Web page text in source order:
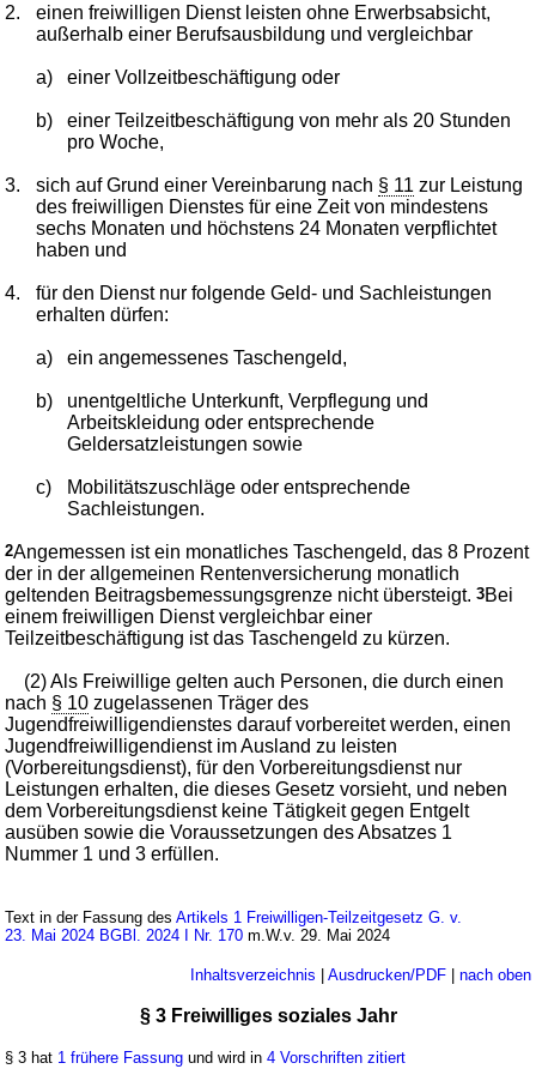
2.
einen freiwilligen Dienst leisten ohne Erwerbsabsicht,
außerhalb einer Berufsausbildung und vergleichbar
a) einer Vollzeitbeschäftigung oder
b)
einer Teilzeitbeschäftigung von mehr als 20 Stunden
pro Woche,
3. sich auf Grund einer Vereinbarung nach § 11 zur Leistung
des freiwilligen Dienstes für eine Zeit von mindestens
sechs Monaten und höchstens 24 Monaten verpflichtet
haben und
4.
für den Dienst nur folgende Geld- und Sachleistungen
erhalten dürfen:
a) ein angemessenes Taschengeld,
b)
unentgeltliche Unterkunft, Verpflegung und
Arbeitskleidung oder entsprechende
Geldersatzleistungen sowie
c)
Mobilitätszuschläge oder entsprechende
Sachleistungen.
2Angemessen ist ein monatliches Taschengeld, das 8 Prozent
der in der allgemeinen Rentenversicherung monatlich
geltenden Beitragsbemessungsgrenze nicht übersteigt.3Bei
einem freiwilligen Dienst vergleichbar einer
Teilzeitbeschäftigung ist das Taschengeld zu kürzen.
(2) Als Freiwillige gelten auch Personen, die durch einen
nach § 10 zugelassenen Träger des
Jugendfreiwilligendienstes darauf vorbereitet werden, einen
Jugendfreiwilligendienst im Ausland zu leisten
(Vorbereitungsdienst), für den Vorbereitungsdienst nur
Leistungen erhalten, die dieses Gesetz vorsieht, und neben
dem Vorbereitungsdienst keine Tätigkeit gegen Entgelt
ausüben sowie die Voraussetzungen des Absatzes 1
Nummer 1 und 3 erfüllen.
Text in der Fassung desArtikels 1 Freiwilligen-Teilzeitgesetz G. v.
23. Mai 2024 BGBl. 2024 I Nr. 170 m.W.v. 29. Mai 2024
Inhaltsverzeichnis | Ausdrucken/PDF| nach oben
§ 3 Freiwilliges soziales Jahr
§ 3 hat 1 frühere Fassung und wird in4 Vorschriften zitiert